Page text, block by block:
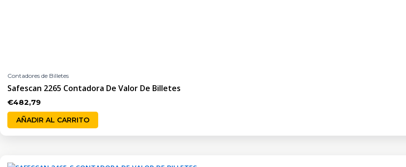
Contadores de Billetes
Safescan 2265 Contadora De Valor De Billetes
€482,79
AÑADIR AL CARRITO